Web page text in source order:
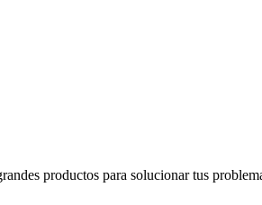
productos para solucionar tus